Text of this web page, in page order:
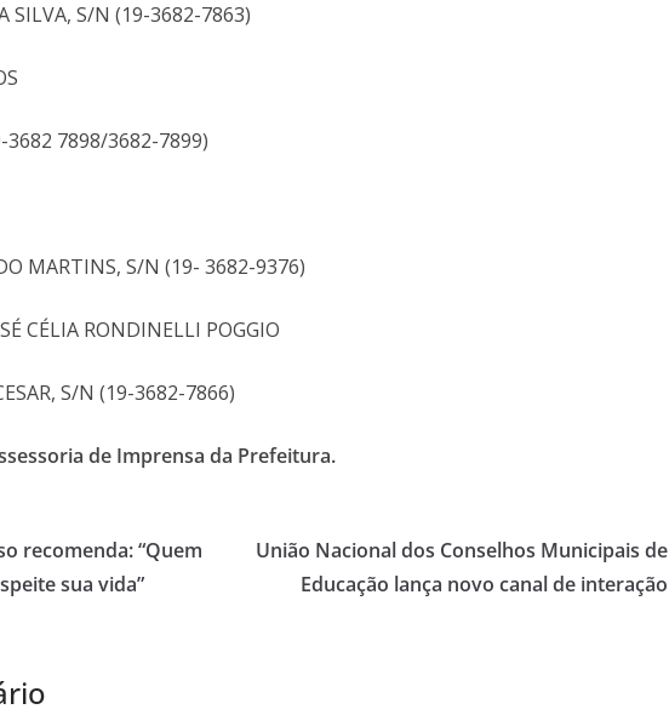
SILVA, S/N (19-3682-7863)
3682 7898/3682-7899)
MARTINS, S/N (19- 3682-9376)
CÉLIA RONDINELLI POGGIO
S/N (19-3682-7866)
de Imprensa da Prefeitura.
recomenda: “Quem
sua vida”
União Nacional dos Conselhos Municipais de
Educação lança novo canal de interação